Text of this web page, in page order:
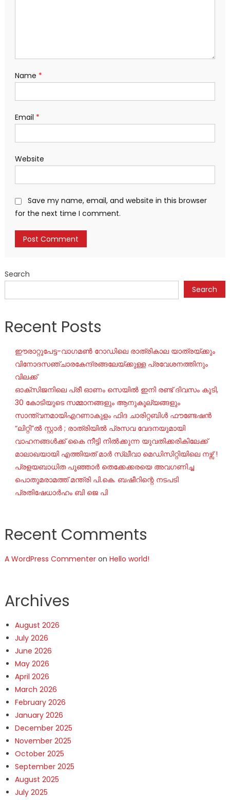
Name *
Email *
Website
Save my name, email, and website in this browser
for the next time I comment.
Search
Search
Recent Posts
ഈരാറ്റുപേട്ട-വാഗമൺ റോഡിലെ രാത്രികാല യാത്രയ്ക്കും
വിനോദസഞ്ചാരകേന്ദ്രങ്ങലേയ്ക്കുള്ള പ്രവേശനത്തിനും
വിലക്ക്
ഓക്‌സിജനിലെ പ്രീ ഓണം സെയില്‍ ഇനി രണ്ട് ദിവസം കൂടി,
30 കോടിയുടെ സമ്മാനങ്ങളും ആനുകൂല്യങ്ങളും
സാന്ത്വനമായിഎറണാകുളം ഫിദ ചാരിറ്റബിൾ ഫൗണ്ടേഷൻ
“ലിറ്റി”ൽ സ്റ്റാർ ; രാത്രിയിൽ പ്രസവ വേദനയുമായി
വാഹനങ്ങൾക്ക് കൈ നീട്ടി നിൽക്കുന്ന യുവതിക്കരികിലേക്ക്
മാലാഖയായി എത്തിയത് മാർ സ്ലീവാ മെഡിസിറ്റിയിലെ നഴ്സ് !
പ്രളയബാധിത പൂഞ്ഞാർ തെക്കേക്കരയെ അവഗണിച്ച
പൊതുമരാമത്ത് മന്ത്രി പി.കെ. ബഷീറിന്റെ നടപടി
പ്രതിഷേധാർഹം ബി ജെ പി
Recent Comments
A WordPress Commenteron Hello world!
Archives
August 2026
July 2026
June 2026
May 2026
April 2026
March 2026
February 2026
January 2026
December 2025
November 2025
October 2025
September 2025
August 2025
July 2025